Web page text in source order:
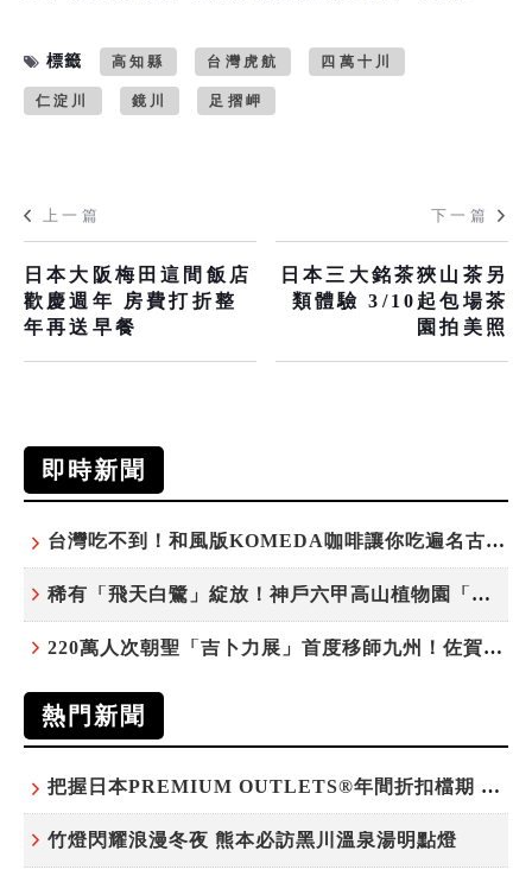
標籤 高知縣 台灣虎航 四萬十川
仁淀川 鏡川 足摺岬
上一篇
日本大阪梅田這間飯店
歡慶週年 房費打折整
年再送早餐
下一篇
日本三大銘茶狹山茶另
類體驗 3/10起包場茶
園拍美照
即時新聞
台灣吃不到！和風版KOMEDA咖啡讓你吃遍名古屋在地美食
稀有「飛天白鷺」綻放！神戶六甲高山植物園「鷺草」珍貴現身
220萬人次朝聖「吉卜力展」首度移師九州！佐賀站早鳥平日套票8/10搶先開賣
熱門新聞
把握日本PREMIUM OUTLETS®年間折扣檔期 越買越划算
竹燈閃耀浪漫冬夜 熊本必訪黑川溫泉湯明點燈